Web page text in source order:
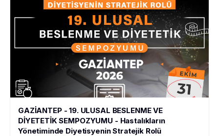
GAZİANTEP - 19. ULUSAL BESLENME VE
DİYETETİK SEMPOZYUMU - Hastalıkların
Yönetiminde Diyetisyenin Stratejik Rolü